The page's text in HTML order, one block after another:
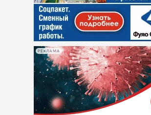
РЕКЛАМА